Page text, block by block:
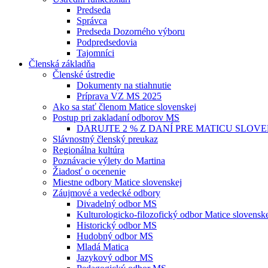
Predseda
Správca
Predseda Dozorného výboru
Podpredsedovia
Tajomníci
Členská základňa
Členské ústredie
Dokumenty na stiahnutie
Príprava VZ MS 2025
Ako sa stať členom Matice slovenskej
Postup pri zakladaní odborov MS
DARUJTE 2 % Z DANÍ PRE MATICU
Slávnostný členský preukaz
Regionálna kultúra
Poznávacie výlety do Martina
Žiadosť o ocenenie
Miestne odbory Matice slovenskej
Záujmové a vedecké odbory
Divadelný odbor MS
Kulturologicko-filozofický odbor Matice
Historický odbor MS
Hudobný odbor MS
Mladá Matica
Jazykový odbor MS